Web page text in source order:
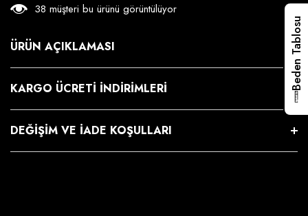
38 müşteri bu ürünü görüntülüyor
ÜRÜN AÇIKLAMASI
KARGO ÜCRETI İNDIRIMLERI
DEĞIŞIM VE İADE KOŞULLARI
Beden Tablosu